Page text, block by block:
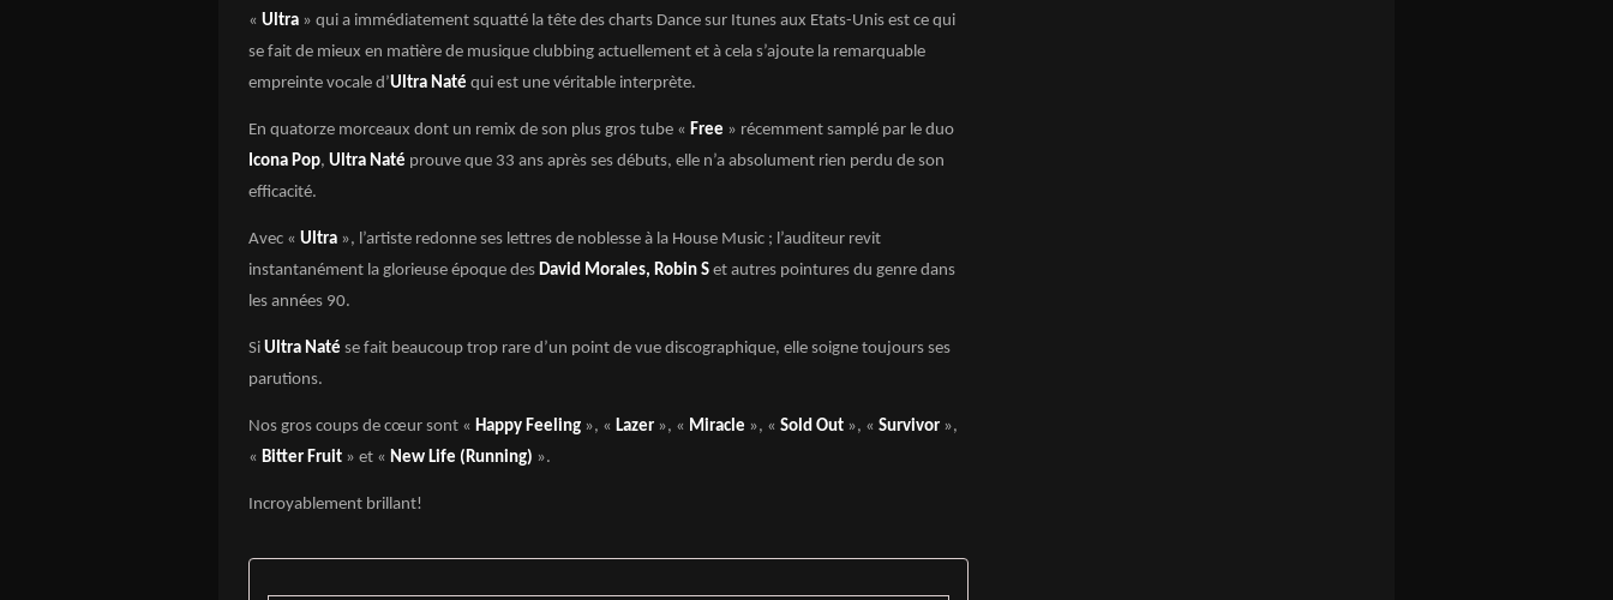
« Ultra » qui a immédiatement squatté la tête des charts Dance sur Itunes aux Etats-Unis est ce qui
se fait de mieux en matière de musique clubbing actuellement et à cela s’ajoute la remarquable
empreinte vocale d’Ultra Naté qui est une véritable interprète.
En quatorze morceaux dont un remix de son plus gros tube « Free » récemment samplé par le duo
Icona Pop, Ultra Naté prouve que 33 ans après ses débuts, elle n’a absolument rien perdu de son
efficacité.
Avec « Ultra », l’artiste redonne ses lettres de noblesse à la House Music ; l’auditeur revit
instantanément la glorieuse époque des David Morales, Robin S et autres pointures du genre dans
les années 90.
Si Ultra Naté se fait beaucoup trop rare d’un point de vue discographique, elle soigne toujours ses
parutions.
Nos gros coups de cœur sont « Happy Feeling », « Lazer », « Miracle », « Sold Out », « Survivor »,
« Bitter Fruit » et « New Life (Running) ».
Incroyablement brillant!